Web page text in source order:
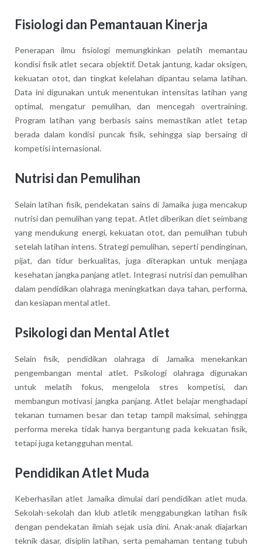
Fisiologi dan Pemantauan Kinerja
Penerapan ilmu fisiologi memungkinkan pelatih memantau
kondisi fisik atlet secara objektif. Detak jantung, kadar oksigen,
kekuatan otot, dan tingkat kelelahan dipantau selama latihan.
Data ini digunakan untuk menentukan intensitas latihan yang
optimal, mengatur pemulihan, dan mencegah overtraining.
Program latihan yang berbasis sains memastikan atlet tetap
berada dalam kondisi puncak fisik, sehingga siap bersaing di
kompetisi internasional.
Nutrisi dan Pemulihan
Selain latihan fisik, pendekatan sains di Jamaika juga mencakup
nutrisi dan pemulihan yang tepat. Atlet diberikan diet seimbang
yang mendukung energi, kekuatan otot, dan pemulihan tubuh
setelah latihan intens. Strategi pemulihan, seperti pendinginan,
pijat, dan tidur berkualitas, juga diterapkan untuk menjaga
kesehatan jangka panjang atlet. Integrasi nutrisi dan pemulihan
dalam pendidikan olahraga meningkatkan daya tahan, performa,
dan kesiapan mental atlet.
Psikologi dan Mental Atlet
Selain fisik, pendidikan olahraga di Jamaika menekankan
pengembangan mental atlet. Psikologi olahraga digunakan
untuk melatih fokus, mengelola stres kompetisi, dan
membangun motivasi jangka panjang. Atlet belajar menghadapi
tekanan turnamen besar dan tetap tampil maksimal, sehingga
performa mereka tidak hanya bergantung pada kekuatan fisik,
tetapi juga ketangguhan mental.
Pendidikan Atlet Muda
Keberhasilan atlet Jamaika dimulai dari pendidikan atlet muda.
Sekolah-sekolah dan klub atletik menggabungkan latihan fisik
dengan pendekatan ilmiah sejak usia dini. Anak-anak diajarkan
teknik dasar, disiplin latihan, serta pemahaman tentang tubuh